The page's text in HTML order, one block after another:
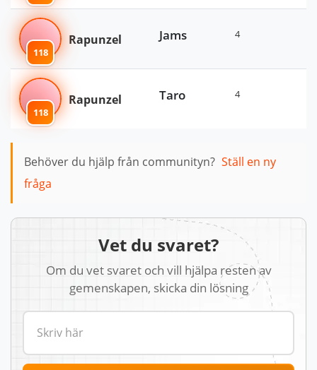
118
Rapunzel Jams 4
118
Rapunzel Taro 4
Behöver du hjälp från communityn? Ställ en ny
fråga
Vet du svaret?
Om du vet svaret och vill hjälpa resten av
gemenskapen, skicka din lösning